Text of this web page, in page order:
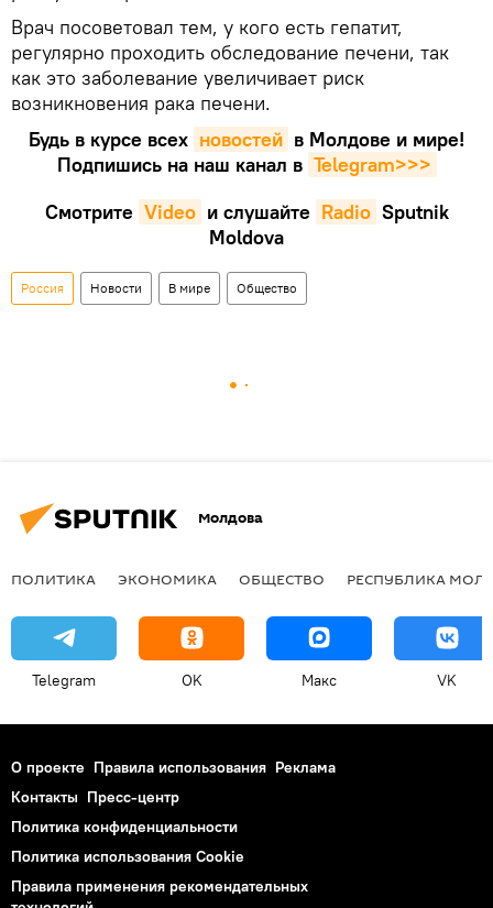
Врач посоветовал тем, у кого есть гепатит,
регулярно проходить обследование печени, так
как это заболевание увеличивает риск
возникновения рака печени.
Будь в курсе всех новостей в Молдове и мире!
Подпишись на наш канал в Telegram>>>
Смотрите Video и слушайте Radio Sputnik
Moldova
Россия Новости В мире Общество
Молдова
ПОЛИТИКА ЭКОНОМИКА ОБЩЕСТВО РЕСПУБЛИКА
Telegram OK Макс VK
О проекте Правила использования Реклама
Контакты Пресс-центр
Политика конфиденциальности
Политика использования Cookie
Правила применения рекомендательных